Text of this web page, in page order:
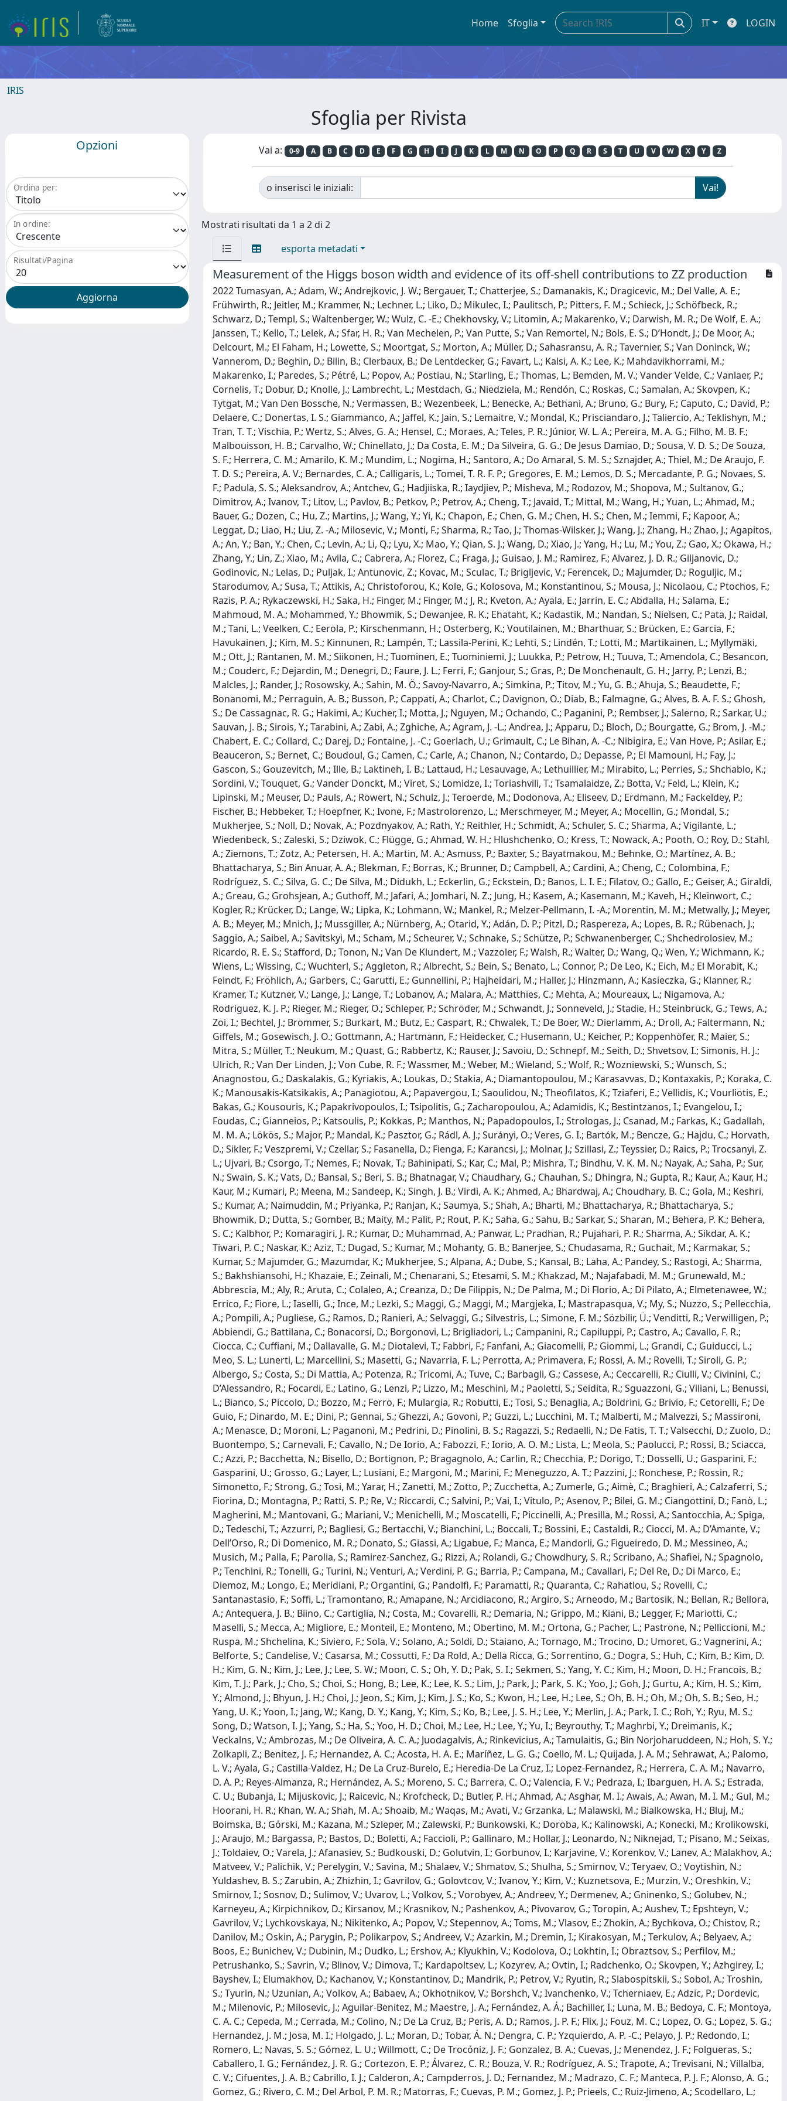
Home Sfoglia IT LOGIN
IRIS
Sfoglia per Rivista
Opzioni
Ordina per:
In ordine:
Risultati/Pagina
Vai a: 0-9 A B C D E F G H I J K L M N O P Q R S T U V W X Y Z
o inserisci le iniziali:
Mostrati risultati da 1 a 2 di 2
esporta metadati
Measurement of the Higgs boson width and evidence of its off-shell contributions to ZZ production
2022 Tumasyan, A.; Adam, W.; Andrejkovic, J. W.; Bergauer, T.; Chatterjee, S.; Damanakis, K.; Dragicevic, M.; Del Valle, A. E.; Frühwirth, R.; Jeitler, M.; Krammer, N.; Lechner, L.; Liko, D.; Mikulec, I.; Paulitsch, P.; Pitters, F. M.; Schieck, J.; Schöfbeck, R.; Schwarz, D.; Templ, S.; Waltenberger, W.; Wulz, C. -E.; Chekhovsky, V.; Litomin, A.; Makarenko, V.; Darwish, M. R.; De Wolf, E. A.; Janssen, T.; Kello, T.; Lelek, A.; Sfar, H. R.; Van Mechelen, P.; Van Putte, S.; Van Remortel, N.; Bols, E. S.; D’Hondt, J.; De Moor, A.; Delcourt, M.; El Faham, H.; Lowette, S.; Moortgat, S.; Morton, A.; Müller, D.; Sahasransu, A. R.; Tavernier, S.; Van Doninck, W.; Vannerom, D.; Beghin, D.; Bilin, B.; Clerbaux, B.; De Lentdecker, G.; Favart, L.; Kalsi, A. K.; Lee, K.; Mahdavikhorrami, M.; Makarenko, I.; Paredes, S.; Pétré, L.; Popov, A.; Postiau, N.; Starling, E.; Thomas, L.; Bemden, M. V.; Vander Velde, C.; Vanlaer, P.; Cornelis, T.; Dobur, D.; Knolle, J.; Lambrecht, L.; Mestdach, G.; Niedziela, M.; Rendón, C.; Roskas, C.; Samalan, A.; Skovpen, K.; Tytgat, M.; Van Den Bossche, N.; Vermassen, B.; Wezenbeek, L.; Benecke, A.; Bethani, A.; Bruno, G.; Bury, F.; Caputo, C.; David, P.; Delaere, C.; Donertas, I. S.; Giammanco, A.; Jaffel, K.; Jain, S.; Lemaitre, V.; Mondal, K.; Prisciandaro, J.; Taliercio, A.; Teklishyn, M.; Tran, T. T.; Vischia, P.; Wertz, S.; Alves, G. A.; Hensel, C.; Moraes, A.; Teles, P. R.; Júnior, W. L. A.; Pereira, M. A. G.; Filho, M. B. F.; Malbouisson, H. B.; Carvalho, W.; Chinellato, J.; Da Costa, E. M.; Da Silveira, G. G.; De Jesus Damiao, D.; Sousa, V. D. S.; De Souza, S. F.; Herrera, C. M.; Amarilo, K. M.; Mundim, L.; Nogima, H.; Santoro, A.; Do Amaral, S. M. S.; Sznajder, A.; Thiel, M.; De Araujo, F. T. D. S.; Pereira, A. V.; Bernardes, C. A.; Calligaris, L.; Tomei, T. R. F. P.; Gregores, E. M.; Lemos, D. S.; Mercadante, P. G.; Novaes, S. F.; Padula, S. S.; Aleksandrov, A.; Antchev, G.; Hadjiiska, R.; Iaydjiev, P.; Misheva, M.; Rodozov, M.; Shopova, M.; Sultanov, G.; Dimitrov, A.; Ivanov, T.; Litov, L.; Pavlov, B.; Petkov, P.; Petrov, A.; Cheng, T.; Javaid, T.; Mittal, M.; Wang, H.; Yuan, L.; Ahmad, M.; Bauer, G.; Dozen, C.; Hu, Z.; Martins, J.; Wang, Y.; Yi, K.; Chapon, E.; Chen, G. M.; Chen, H. S.; Chen, M.; Iemmi, F.; Kapoor, A.; Leggat, D.; Liao, H.; Liu, Z. -A.; Milosevic, V.; Monti, F.; Sharma, R.; Tao, J.; Thomas-Wilsker, J.; Wang, J.; Zhang, H.; Zhao, J.; Agapitos, A.; An, Y.; Ban, Y.; Chen, C.; Levin, A.; Li, Q.; Lyu, X.; Mao, Y.; Qian, S. J.; Wang, D.; Xiao, J.; Yang, H.; Lu, M.; You, Z.; Gao, X.; Okawa, H.; Zhang, Y.; Lin, Z.; Xiao, M.; Avila, C.; Cabrera, A.; Florez, C.; Fraga, J.; Guisao, J. M.; Ramirez, F.; Alvarez, J. D. R.; Giljanovic, D.; Godinovic, N.; Lelas, D.; Puljak, I.; Antunovic, Z.; Kovac, M.; Sculac, T.; Brigljevic, V.; Ferencek, D.; Majumder, D.; Roguljic, M.; Starodumov, A.; Susa, T.; Attikis, A.; Christoforou, K.; Kole, G.; Kolosova, M.; Konstantinou, S.; Mousa, J.; Nicolaou, C.; Ptochos, F.; Razis, P. A.; Rykaczewski, H.; Saka, H.; Finger, M.; Finger, M.; J, R.; Kveton, A.; Ayala, E.; Jarrin, E. C.; Abdalla, H.; Salama, E.; Mahmoud, M. A.; Mohammed, Y.; Bhowmik, S.; Dewanjee, R. K.; Ehataht, K.; Kadastik, M.; Nandan, S.; Nielsen, C.; Pata, J.; Raidal, M.; Tani, L.; Veelken, C.; Eerola, P.; Kirschenmann, H.; Osterberg, K.; Voutilainen, M.; Bharthuar, S.; Brücken, E.; Garcia, F.; Havukainen, J.; Kim, M. S.; Kinnunen, R.; Lampén, T.; Lassila-Perini, K.; Lehti, S.; Lindén, T.; Lotti, M.; Martikainen, L.; Myllymäki, M.; Ott, J.; Rantanen, M. M.; Siikonen, H.; Tuominen, E.; Tuominiemi, J.; Luukka, P.; Petrow, H.; Tuuva, T.; Amendola, C.; Besancon, M.; Couderc, F.; Dejardin, M.; Denegri, D.; Faure, J. L.; Ferri, F.; Ganjour, S.; Gras, P.; De Monchenault, G. H.; Jarry, P.; Lenzi, B.; Malcles, J.; Rander, J.; Rosowsky, A.; Sahin, M. Ö.; Savoy-Navarro, A.; Simkina, P.; Titov, M.; Yu, G. B.; Ahuja, S.; Beaudette, F.; Bonanomi, M.; Perraguin, A. B.; Busson, P.; Cappati, A.; Charlot, C.; Davignon, O.; Diab, B.; Falmagne, G.; Alves, B. A. F. S.; Ghosh, S.; De Cassagnac, R. G.; Hakimi, A.; Kucher, I.; Motta, J.; Nguyen, M.; Ochando, C.; Paganini, P.; Rembser, J.; Salerno, R.; Sarkar, U.; Sauvan, J. B.; Sirois, Y.; Tarabini, A.; Zabi, A.; Zghiche, A.; Agram, J. -L.; Andrea, J.; Apparu, D.; Bloch, D.; Bourgatte, G.; Brom, J. -M.; Chabert, E. C.; Collard, C.; Darej, D.; Fontaine, J. -C.; Goerlach, U.; Grimault, C.; Le Bihan, A. -C.; Nibigira, E.; Van Hove, P.; Asilar, E.; Beauceron, S.; Bernet, C.; Boudoul, G.; Camen, C.; Carle, A.; Chanon, N.; Contardo, D.; Depasse, P.; El Mamouni, H.; Fay, J.; Gascon, S.; Gouzevitch, M.; Ille, B.; Laktineh, I. B.; Lattaud, H.; Lesauvage, A.; Lethuillier, M.; Mirabito, L.; Perries, S.; Shchablo, K.; Sordini, V.; Touquet, G.; Vander Donckt, M.; Viret, S.; Lomidze, I.; Toriashvili, T.; Tsamalaidze, Z.; Botta, V.; Feld, L.; Klein, K.; Lipinski, M.; Meuser, D.; Pauls, A.; Röwert, N.; Schulz, J.; Teroerde, M.; Dodonova, A.; Eliseev, D.; Erdmann, M.; Fackeldey, P.; Fischer, B.; Hebbeker, T.; Hoepfner, K.; Ivone, F.; Mastrolorenzo, L.; Merschmeyer, M.; Meyer, A.; Mocellin, G.; Mondal, S.; Mukherjee, S.; Noll, D.; Novak, A.; Pozdnyakov, A.; Rath, Y.; Reithler, H.; Schmidt, A.; Schuler, S. C.; Sharma, A.; Vigilante, L.; Wiedenbeck, S.; Zaleski, S.; Dziwok, C.; Flügge, G.; Ahmad, W. H.; Hlushchenko, O.; Kress, T.; Nowack, A.; Pooth, O.; Roy, D.; Stahl, A.; Ziemons, T.; Zotz, A.; Petersen, H. A.; Martin, M. A.; Asmuss, P.; Baxter, S.; Bayatmakou, M.; Behnke, O.; Martínez, A. B.; Bhattacharya, S.; Bin Anuar, A. A.; Blekman, F.; Borras, K.; Brunner, D.; Campbell, A.; Cardini, A.; Cheng, C.; Colombina, F.; Rodríguez, S. C.; Silva, G. C.; De Silva, M.; Didukh, L.; Eckerlin, G.; Eckstein, D.; Banos, L. I. E.; Filatov, O.; Gallo, E.; Geiser, A.; Giraldi, A.; Greau, G.; Grohsjean, A.; Guthoff, M.; Jafari, A.; Jomhari, N. Z.; Jung, H.; Kasem, A.; Kasemann, M.; Kaveh, H.; Kleinwort, C.; Kogler, R.; Krücker, D.; Lange, W.; Lipka, K.; Lohmann, W.; Mankel, R.; Melzer-Pellmann, I. -A.; Morentin, M. M.; Metwally, J.; Meyer, A. B.; Meyer, M.; Mnich, J.; Mussgiller, A.; Nürnberg, A.; Otarid, Y.; Adán, D. P.; Pitzl, D.; Raspereza, A.; Lopes, B. R.; Rübenach, J.; Saggio, A.; Saibel, A.; Savitskyi, M.; Scham, M.; Scheurer, V.; Schnake, S.; Schütze, P.; Schwanenberger, C.; Shchedrolosiev, M.; Ricardo, R. E. S.; Stafford, D.; Tonon, N.; Van De Klundert, M.; Vazzoler, F.; Walsh, R.; Walter, D.; Wang, Q.; Wen, Y.; Wichmann, K.; Wiens, L.; Wissing, C.; Wuchterl, S.; Aggleton, R.; Albrecht, S.; Bein, S.; Benato, L.; Connor, P.; De Leo, K.; Eich, M.; El Morabit, K.; Feindt, F.; Fröhlich, A.; Garbers, C.; Garutti, E.; Gunnellini, P.; Hajheidari, M.; Haller, J.; Hinzmann, A.; Kasieczka, G.; Klanner, R.; Kramer, T.; Kutzner, V.; Lange, J.; Lange, T.; Lobanov, A.; Malara, A.; Matthies, C.; Mehta, A.; Moureaux, L.; Nigamova, A.; Rodriguez, K. J. P.; Rieger, M.; Rieger, O.; Schleper, P.; Schröder, M.; Schwandt, J.; Sonneveld, J.; Stadie, H.; Steinbrück, G.; Tews, A.; Zoi, I.; Bechtel, J.; Brommer, S.; Burkart, M.; Butz, E.; Caspart, R.; Chwalek, T.; De Boer, W.; Dierlamm, A.; Droll, A.; Faltermann, N.; Giffels, M.; Gosewisch, J. O.; Gottmann, A.; Hartmann, F.; Heidecker, C.; Husemann, U.; Keicher, P.; Koppenhöfer, R.; Maier, S.; Mitra, S.; Müller, T.; Neukum, M.; Quast, G.; Rabbertz, K.; Rauser, J.; Savoiu, D.; Schnepf, M.; Seith, D.; Shvetsov, I.; Simonis, H. J.; Ulrich, R.; Van Der Linden, J.; Von Cube, R. F.; Wassmer, M.; Weber, M.; Wieland, S.; Wolf, R.; Wozniewski, S.; Wunsch, S.; Anagnostou, G.; Daskalakis, G.; Kyriakis, A.; Loukas, D.; Stakia, A.; Diamantopoulou, M.; Karasavvas, D.; Kontaxakis, P.; Koraka, C. K.; Manousakis-Katsikakis, A.; Panagiotou, A.; Papavergou, I.; Saoulidou, N.; Theofilatos, K.; Tziaferi, E.; Vellidis, K.; Vourliotis, E.; Bakas, G.; Kousouris, K.; Papakrivopoulos, I.; Tsipolitis, G.; Zacharopoulou, A.; Adamidis, K.; Bestintzanos, I.; Evangelou, I.; Foudas, C.; Gianneios, P.; Katsoulis, P.; Kokkas, P.; Manthos, N.; Papadopoulos, I.; Strologas, J.; Csanad, M.; Farkas, K.; Gadallah, M. M. A.; Lökös, S.; Major, P.; Mandal, K.; Pasztor, G.; Rádl, A. J.; Surányi, O.; Veres, G. I.; Bartók, M.; Bencze, G.; Hajdu, C.; Horvath, D.; Sikler, F.; Veszpremi, V.; Czellar, S.; Fasanella, D.; Fienga, F.; Karancsi, J.; Molnar, J.; Szillasi, Z.; Teyssier, D.; Raics, P.; Trocsanyi, Z. L.; Ujvari, B.; Csorgo, T.; Nemes, F.; Novak, T.; Bahinipati, S.; Kar, C.; Mal, P.; Mishra, T.; Bindhu, V. K. M. N.; Nayak, A.; Saha, P.; Sur, N.; Swain, S. K.; Vats, D.; Bansal, S.; Beri, S. B.; Bhatnagar, V.; Chaudhary, G.; Chauhan, S.; Dhingra, N.; Gupta, R.; Kaur, A.; Kaur, H.; Kaur, M.; Kumari, P.; Meena, M.; Sandeep, K.; Singh, J. B.; Virdi, A. K.; Ahmed, A.; Bhardwaj, A.; Choudhary, B. C.; Gola, M.; Keshri, S.; Kumar, A.; Naimuddin, M.; Priyanka, P.; Ranjan, K.; Saumya, S.; Shah, A.; Bharti, M.; Bhattacharya, R.; Bhattacharya, S.; Bhowmik, D.; Dutta, S.; Gomber, B.; Maity, M.; Palit, P.; Rout, P. K.; Saha, G.; Sahu, B.; Sarkar, S.; Sharan, M.; Behera, P. K.; Behera, S. C.; Kalbhor, P.; Komaragiri, J. R.; Kumar, D.; Muhammad, A.; Panwar, L.; Pradhan, R.; Pujahari, P. R.; Sharma, A.; Sikdar, A. K.; Tiwari, P. C.; Naskar, K.; Aziz, T.; Dugad, S.; Kumar, M.; Mohanty, G. B.; Banerjee, S.; Chudasama, R.; Guchait, M.; Karmakar, S.; Kumar, S.; Majumder, G.; Mazumdar, K.; Mukherjee, S.; Alpana, A.; Dube, S.; Kansal, B.; Laha, A.; Pandey, S.; Rastogi, A.; Sharma, S.; Bakhshiansohi, H.; Khazaie, E.; Zeinali, M.; Chenarani, S.; Etesami, S. M.; Khakzad, M.; Najafabadi, M. M.; Grunewald, M.; Abbrescia, M.; Aly, R.; Aruta, C.; Colaleo, A.; Creanza, D.; De Filippis, N.; De Palma, M.; Di Florio, A.; Di Pilato, A.; Elmetenawee, W.; Errico, F.; Fiore, L.; Iaselli, G.; Ince, M.; Lezki, S.; Maggi, G.; Maggi, M.; Margjeka, I.; Mastrapasqua, V.; My, S.; Nuzzo, S.; Pellecchia, A.; Pompili, A.; Pugliese, G.; Ramos, D.; Ranieri, A.; Selvaggi, G.; Silvestris, L.; Simone, F. M.; Sözbilir, Ü.; Venditti, R.; Verwilligen, P